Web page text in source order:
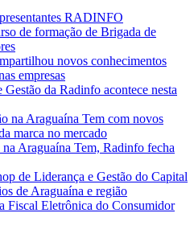
RADINFO
de formação de Brigada de
novos conhecimentos
empresas
da Radinfo acontece nesta
na Araguaína Tem com novos
marca no mercado
Araguaína Tem, Radinfo fecha
de Liderança e Gestão do Capital
de Araguaína e região
Fiscal Eletrônica do Consumidor